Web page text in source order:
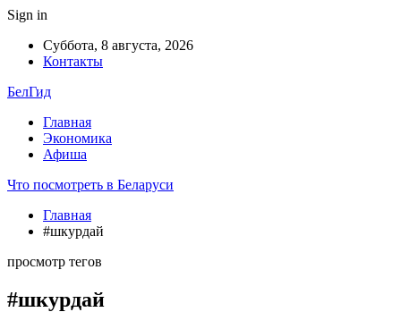
Sign in
Суббота, 8 августа, 2026
Контакты
БелГид
Главная
Экономика
Афиша
Что посмотреть в Беларуси
Главная
#шкурдай
просмотр тегов
#шкурдай